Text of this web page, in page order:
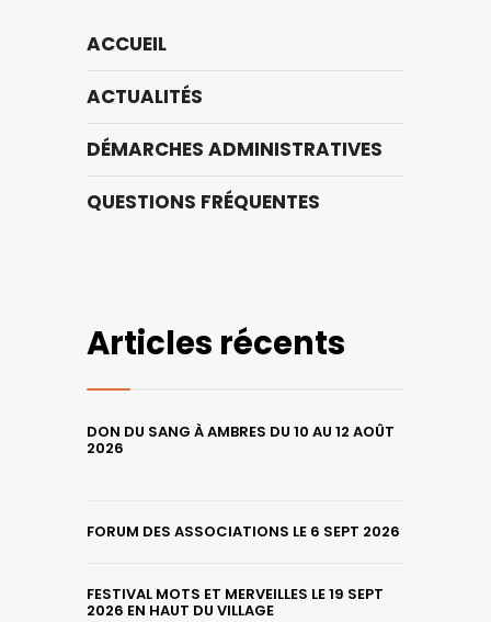
ACCUEIL
ACTUALITÉS
DÉMARCHES ADMINISTRATIVES
QUESTIONS FRÉQUENTES
Articles récents
DON DU SANG À AMBRES DU 10 AU 12 AOÛT
2026
FORUM DES ASSOCIATIONS LE 6 SEPT 2026
FESTIVAL MOTS ET MERVEILLES LE 19 SEPT
2026 EN HAUT DU VILLAGE